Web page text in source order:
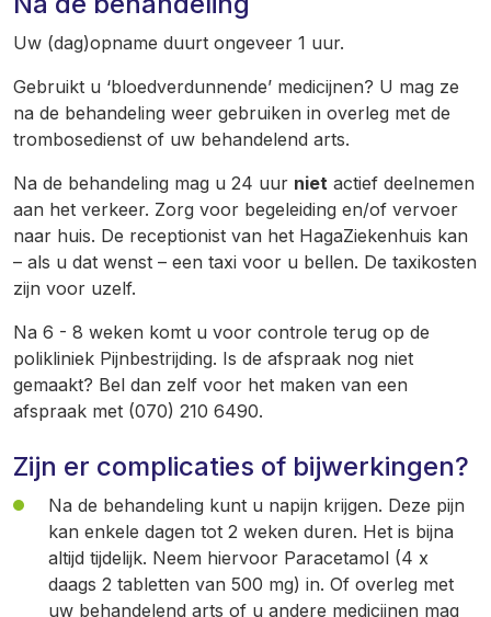
Uw (dag)opname duurt ongeveer 1 uur.
Gebruikt u ‘bloedverdunnende’ medicijnen? U mag ze
na de behandeling weer gebruiken in overleg met de
trombosedienst of uw behandelend arts.
Na de behandeling mag u 24 uur niet actief deelnemen
aan het verkeer. Zorg voor begeleiding en/of vervoer
naar huis. De receptionist van het HagaZiekenhuis kan
– als u dat wenst – een taxi voor u bellen. De taxikosten
zijn voor uzelf.
Na 6 - 8 weken komt u voor controle terug op de
polikliniek Pijnbestrijding. Is de afspraak nog niet
gemaakt? Bel dan zelf voor het maken van een
afspraak met (070) 210 6490.
Zijn er complicaties of bijwerkingen?
Na de behandeling kunt u napijn krijgen. Deze pijn
kan enkele dagen tot 2 weken duren. Het is bijna
altijd tijdelijk. Neem hiervoor Paracetamol (4 x
daags 2 tabletten van 500 mg) in. Of overleg met
uw behandelend arts of u andere medicijnen mag